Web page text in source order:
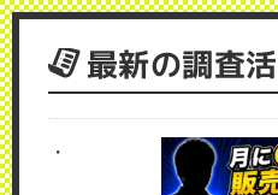
最新の調査